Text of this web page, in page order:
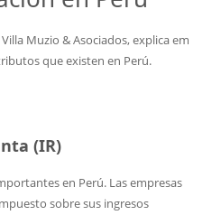
Muzio & Asociados, explica em
que existen en Perú.
(IR)
en Perú. Las empresas
sobre sus ingresos